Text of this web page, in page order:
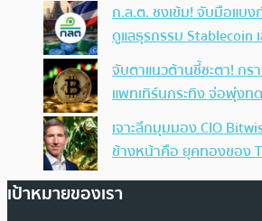
ก.ล.ต. ชงเข้ม! จับมือแบ
ดูแลธุรกรรม Stablecoin
จับตาแนวต้านชี้ชะตา! ก
แพทเทิร์นกระทิง จ่อพุ่งท
เจาะลึกมุมมอง CIO
ข้างหน้าคือ ยุคทองของ
เป้าหมายของเรา